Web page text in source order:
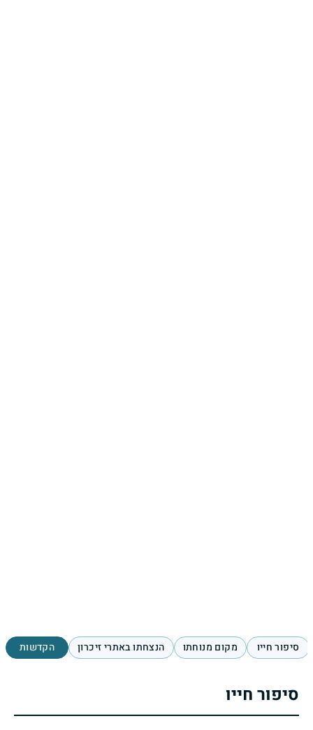
סיפור חייו מקום מנוחתו הנצחתו באתרי זיכרון הקדשות
סיפור חייו